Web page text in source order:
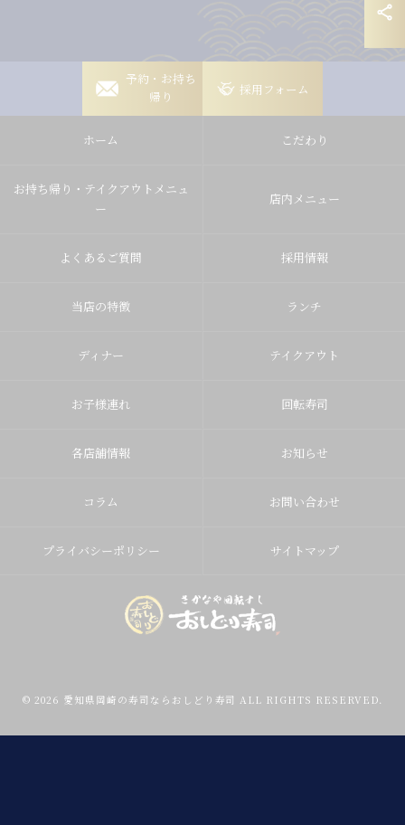
予約・お持ち
帰り
岡崎稲熊店
岡崎竜美丘店
豊田梅坪店
採用フォーム
ホーム こだわり
お持ち帰り・テイクアウトメニュ
ー
店内メニュー
よくあるご質問 採用情報
当店の特徴 ランチ
ディナー テイクアウト
お子様連れ 回転寿司
各店舗情報 お知らせ
コラム お問い合わせ
プライバシーポリシー サイトマップ
© 2026 愛知県岡崎の寿司ならおしどり寿司 ALL RIGHTS RESERVED.